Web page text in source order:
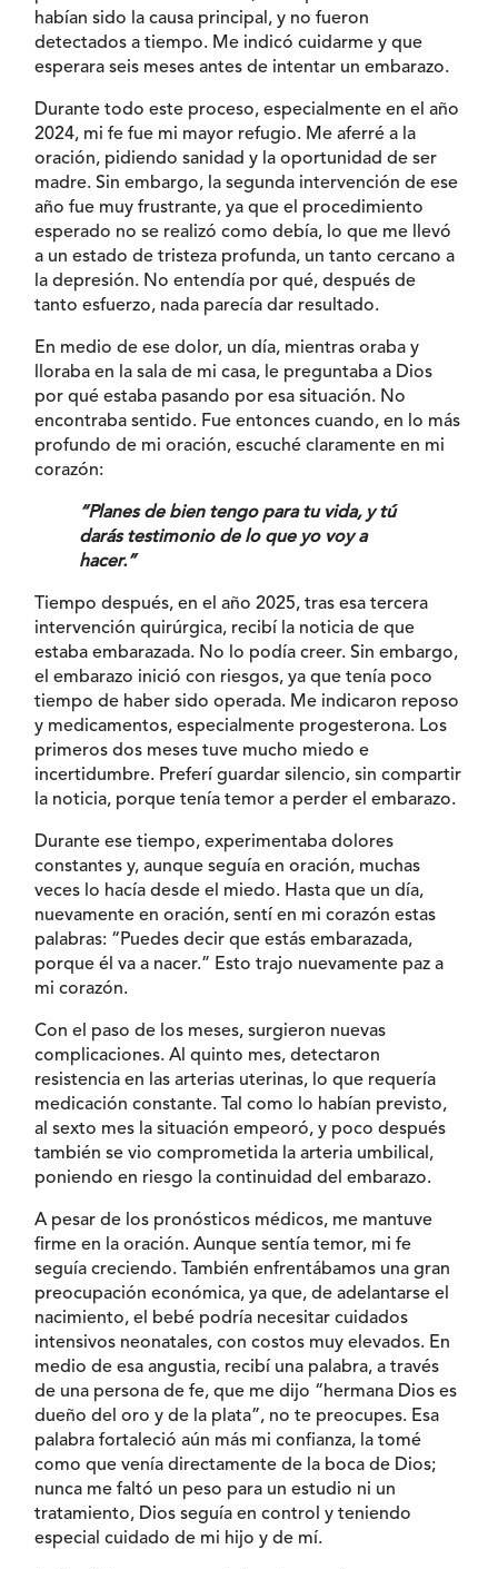
habían sido la causa principal, y no fueron
detectados a tiempo. Me indicó cuidarme y que
esperara seis meses antes de intentar un embarazo.
Durante todo este proceso, especialmente en el año
2024, mi fe fue mi mayor refugio. Me aferré a la
oración, pidiendo sanidad y la oportunidad de ser
madre. Sin embargo, la segunda intervención de ese
año fue muy frustrante, ya que el procedimiento
esperado no se realizó como debía, lo que me llevó
a un estado de tristeza profunda, un tanto cercano a
la depresión. No entendía por qué, después de
tanto esfuerzo, nada parecía dar resultado.
En medio de ese dolor, un día, mientras oraba y
lloraba en la sala de mi casa, le preguntaba a Dios
por qué estaba pasando por esa situación. No
encontraba sentido. Fue entonces cuando, en lo más
profundo de mi oración, escuché claramente en mi
corazón:
“Planes de bien tengo para tu vida, y tú
darás testimonio de lo que yo voy a
hacer.”
Tiempo después, en el año 2025, tras esa tercera
intervención quirúrgica, recibí la noticia de que
estaba embarazada. No lo podía creer. Sin embargo,
el embarazo inició con riesgos, ya que tenía poco
tiempo de haber sido operada. Me indicaron reposo
y medicamentos, especialmente progesterona. Los
primeros dos meses tuve mucho miedo e
incertidumbre. Preferí guardar silencio, sin compartir
la noticia, porque tenía temor a perder el embarazo.
Durante ese tiempo, experimentaba dolores
constantes y, aunque seguía en oración, muchas
veces lo hacía desde el miedo. Hasta que un día,
nuevamente en oración, sentí en mi corazón estas
palabras: “Puedes decir que estás embarazada,
porque él va a nacer.” Esto trajo nuevamente paz a
mi corazón.
Con el paso de los meses, surgieron nuevas
complicaciones. Al quinto mes, detectaron
resistencia en las arterias uterinas, lo que requería
medicación constante. Tal como lo habían previsto,
al sexto mes la situación empeoró, y poco después
también se vio comprometida la arteria umbilical,
poniendo en riesgo la continuidad del embarazo.
A pesar de los pronósticos médicos, me mantuve
firme en la oración. Aunque sentía temor, mi fe
seguía creciendo. También enfrentábamos una gran
preocupación económica, ya que, de adelantarse el
nacimiento, el bebé podría necesitar cuidados
intensivos neonatales, con costos muy elevados. En
medio de esa angustia, recibí una palabra, a través
de una persona de fe, que me dijo “hermana Dios es
dueño del oro y de la plata”, no te preocupes. Esa
palabra fortaleció aún más mi confianza, la tomé
como que venía directamente de la boca de Dios;
nunca me faltó un peso para un estudio ni un
tratamiento, Dios seguía en control y teniendo
especial cuidado de mi hijo y de mí.